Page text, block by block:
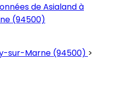
de Asialand à
(94500)
sur-Marne (94500) >